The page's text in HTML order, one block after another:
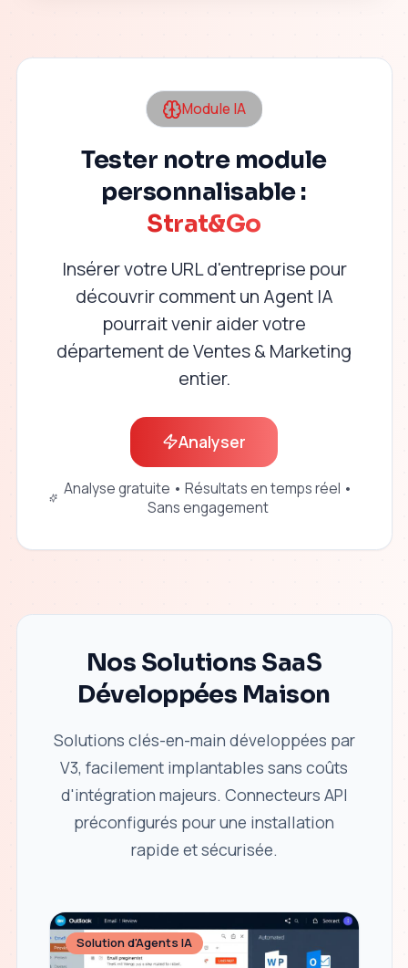
Module IA
Tester notre module
personnalisable :
Strat&Go
Insérer votre URL d'entreprise pour
découvrir comment un Agent IA
pourrait venir aider votre
département de Ventes & Marketing
entier.
Analyser
Analyse gratuite • Résultats en temps réel •
Sans engagement
Nos Solutions SaaS
Développées Maison
Solutions clés-en-main développées par
V3, facilement implantables sans coûts
d'intégration majeurs. Connecteurs API
préconfigurés pour une installation
rapide et sécurisée.
Solution d'Agents IA